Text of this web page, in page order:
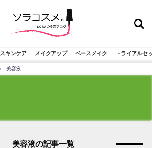
スキンケア メイクアップ ベースメイク トライアルセ
美容液
美容液の記事一覧